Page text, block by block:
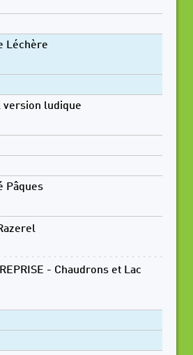
Léchère
version ludique
Pâques
- Chaudrons et Lac